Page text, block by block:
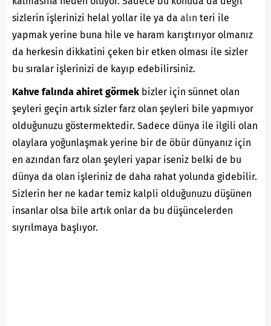
sizlerin işlerinizi helal yollar ile ya da alın teri ile
yapmak yerine buna hile ve haram karıştırıyor olmanız
da herkesin dikkatini çeken bir etken olması ile sizler
bu sıralar işlerinizi de kayıp edebilirsiniz.
Kahve falında ahiret görmek bizler için sünnet olan
şeyleri geçin artık sizler farz olan şeyleri bile yapmıyor
olduğunuzu göstermektedir. Sadece dünya ile ilgili olan
olaylara yoğunlaşmak yerine bir de öbür dünyanız için
en azından farz olan şeyleri yapar iseniz belki de bu
dünya da olan işleriniz de daha rahat yolunda gidebilir.
Sizlerin her ne kadar temiz kalpli olduğunuzu düşünen
insanlar olsa bile artık onlar da bu düşüncelerden
sıyrılmaya başlıyor.